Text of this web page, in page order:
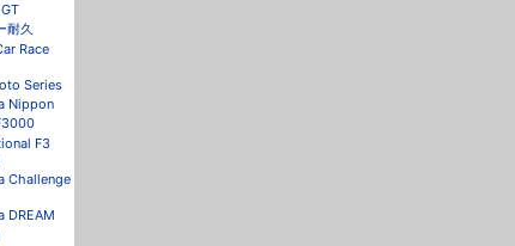
耐久
Race
Series
Nippon
F3
Challenge
DREAM